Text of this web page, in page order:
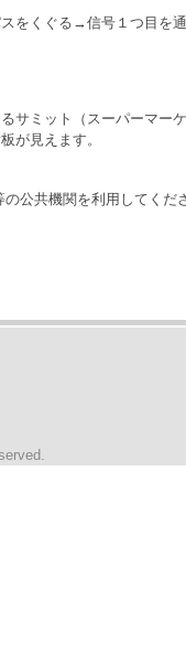
をくぐる→信号１つ目を
サミット（スーパーマ
が見えます。
公共機関を利用してくだ